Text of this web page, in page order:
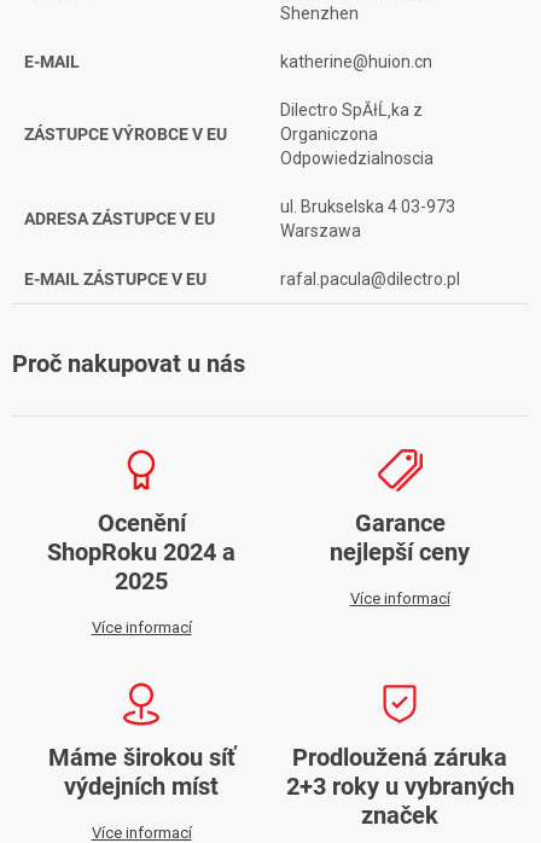
Shenzhen
E-MAIL katherine@huion.cn
ZÁSTUPCE VÝROBCE V EU
Dilectro SpĂłĹ‚ka z
Organiczona
Odpowiedzialnoscia
ADRESA ZÁSTUPCE V EU
ul. Brukselska 4 03-973
Warszawa
E-MAIL ZÁSTUPCE V EU rafal.pacula@dilectro.pl
Proč nakupovat u nás
Ocenění
ShopRoku 2024 a
2025
Více informací
Garance
nejlepší ceny
Více informací
Máme širokou síť
výdejních míst
Více informací
Prodloužená záruka
2+3 roky u vybraných
značek